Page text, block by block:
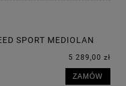
SPORT MEDIOLAN
5 289,00 zł
ZAMÓW